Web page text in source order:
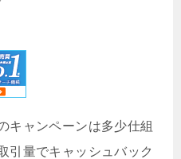
キャンペーンは多少仕組
引量でキャッシュバック